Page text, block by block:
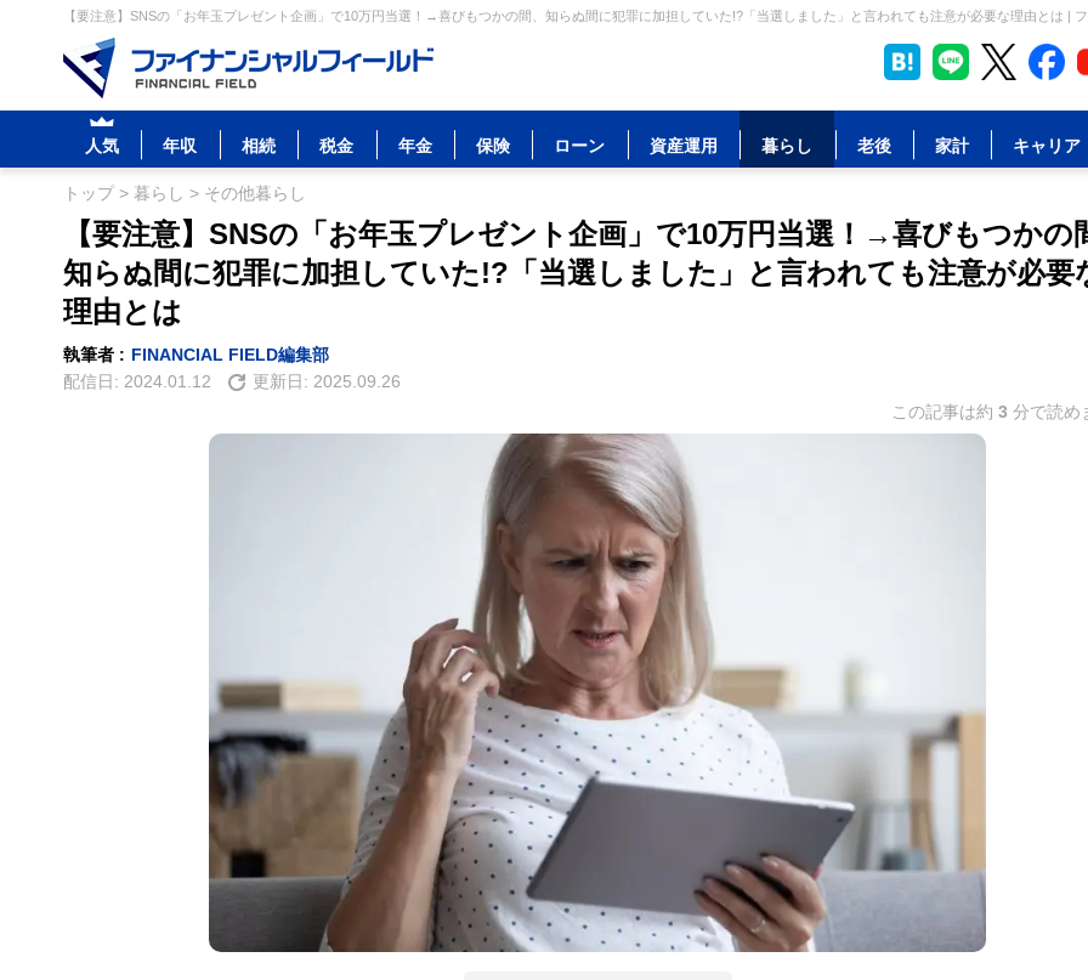
【要注意】SNSの「お年玉プレゼント企画」で10万円当選！→喜びもつかの間、知らぬ間に犯罪に加担していた!?「当選しました」と言われても注意が必要な理由とは |
人気 年収 相続 税金 年金 保険 ローン 資産運用 暮らし 老後 家計 キャリア
トップ> 暮らし > その他暮らし
【要注意】SNSの「お年玉プレゼント企画」で10万円当選！→喜びもつかの
知らぬ間に犯罪に加担していた!?「当選しました」と言われても注意が必要
理由とは
執筆者 : FINANCIAL FIELD編集部
配信日: 2024.01.12 更新日: 2025.09.26
この記事は約 3 分で読め